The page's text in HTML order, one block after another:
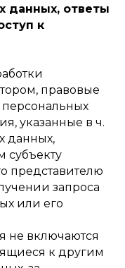
данных, ответы
к
правовые
указанные в ч.
данных,
субъекту
представителю
запроса
или его
не включаются
к другим